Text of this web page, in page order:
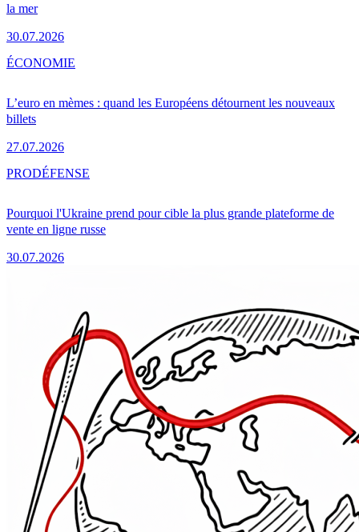
la mer
30.07.2026
L’euro en mèmes : quand les Européens détournent les nouveaux
billets
27.07.2026
ÉCONOMIE
Pourquoi l'Ukraine prend pour cible la plus grande plateforme de
vente en ligne russe
30.07.2026
PRODÉFENSE